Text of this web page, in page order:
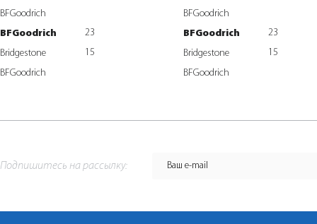
BFGoodrich
BFGoodrich
23
Bridgestone
15
BFGoodrich
BFGoodrich
BFGoodrich
23
Bridgestone
15
BFGoodrich
Подпишитесь на рассылку: